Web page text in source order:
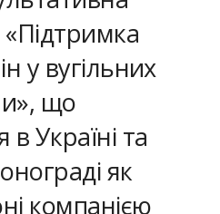
«Підтримка
у вугільних
що
Україні та
як
компанією